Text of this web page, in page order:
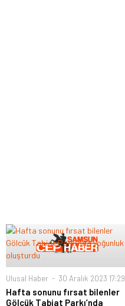
Ulusal Haber 30 Aralık 2023 17:29
Hafta sonunu fırsat bilenler
Gölcük Tabiat Parkı’nda